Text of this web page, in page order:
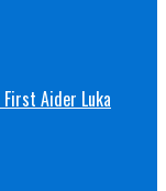
Aider Luka